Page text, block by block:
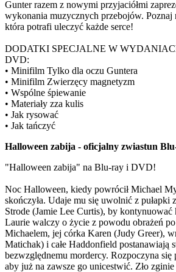
Gunter razem z nowymi przyjaciółmi
wykonania muzycznych przebojów. Poznaj
która potrafi uleczyć każde serce!
DODATKI SPECJALNE W
DVD:
• Minifilm Tylko dla oczu Guntera
• Minifilm Zwierzęcy magnetyzm
• Wspólne śpiewanie
• Materiały zza kulis
• Jak rysować
• Jak tańczyć
Halloween zabija - oficjalny zwiastun
"Halloween zabija" na Blu-ray i DVD!
Noc Halloween, kiedy powrócił Michael
skończyła. Udaje mu się uwolnić z pułapki
Strode (Jamie Lee Curtis), by kontynuować
Laurie walczy o życie z powodu obrażeń
Michaelem, jej córka Karen (Judy Greer),
Matichak) i całe Haddonfield postanawiają
bezwzględnemu mordercy. Rozpoczyna
aby już na zawsze go unicestwić. Zło